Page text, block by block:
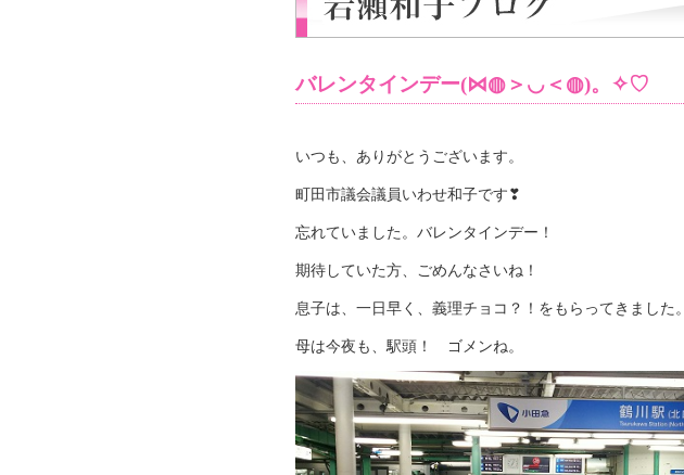
バレンタインデー(⋈◍＞◡＜◍)。✧♡
いつも、ありがとうございます。
町田市議会議員いわせ和子です❣
忘れていました。バレンタインデー！
期待していた方、ごめんなさいね！
息子は、一日早く、義理チョコ？！をもらってきました。
母は今夜も、駅頭！ ゴメンね。